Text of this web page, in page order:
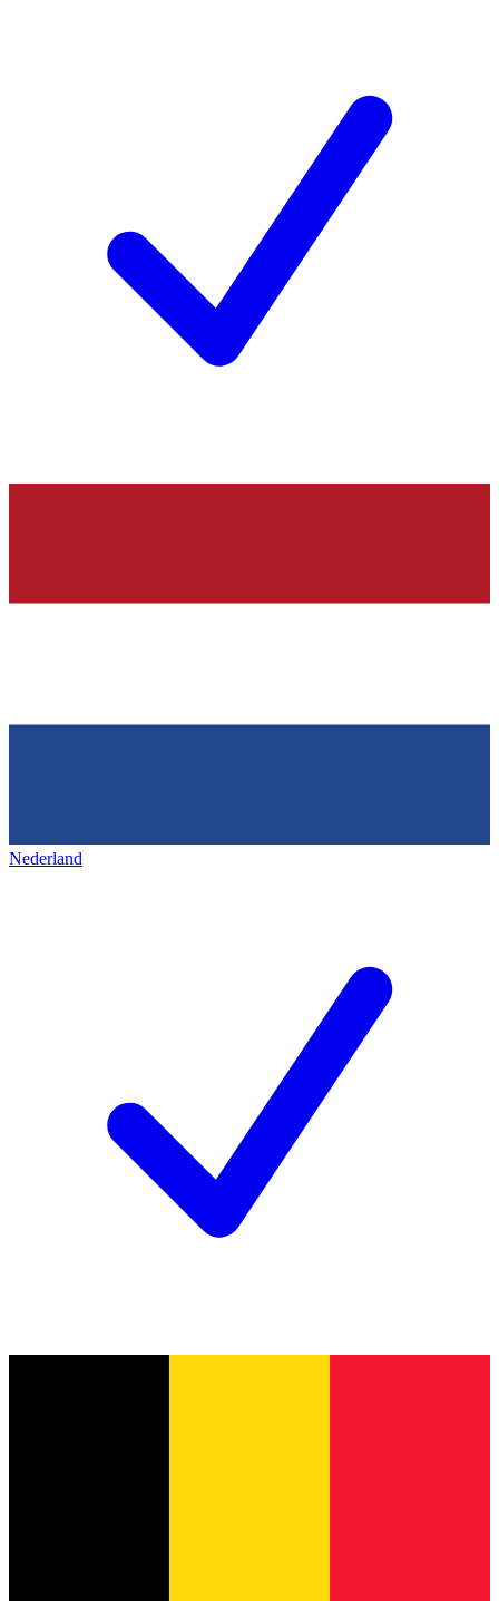
Nederland